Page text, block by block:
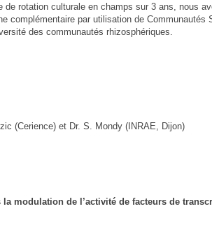
de rotation culturale en champs sur 3 ans, nous
complémentaire par utilisation de
des communautés rhizosphériques.
(Cerience) et Dr. S. Mondy (INRAE, Dijon)
modulation de l’activité de facteurs de